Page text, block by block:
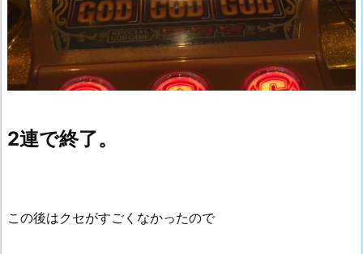
2連で終了。
この後はクセがすごくなかったので